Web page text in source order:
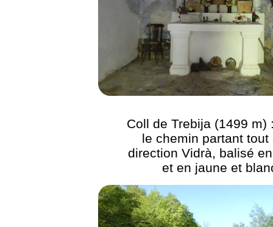
Coll de Trebija (1499 m)
le chemin partant tout
direction Vidrà, balisé
et en jaune et